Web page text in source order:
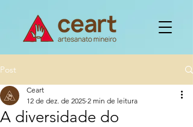
Post
A diversidade do
Ceart
12 de dez. de 2025 2 min de leitura